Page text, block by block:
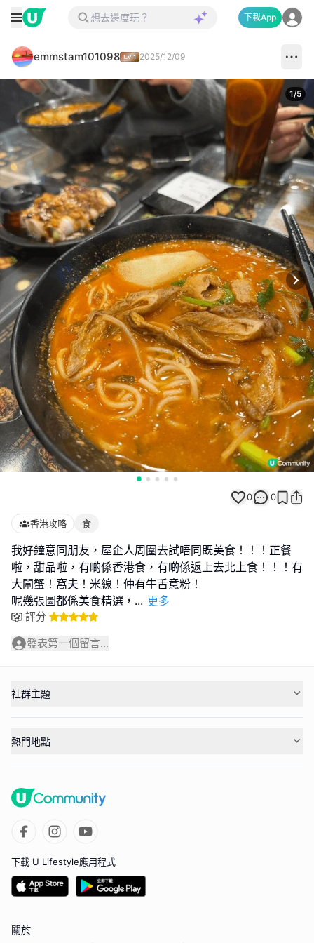
下載App
emmstam101098 2025/12/09
1/5
0 0
香港攻略 食
我好鐘意同朋友，屋企人周圍去試唔同既美食！！！正餐
啦，甜品啦，有啲係香港食，有啲係返上去北上食！！！有
大閘蟹！窩夫！米線！仲有牛舌意粉！
呢幾張圖都係美食精選， ... 更多
評分
發表第一個留言...
社群主題
熱門地點
下載 U Lifestyle應用程式
關於